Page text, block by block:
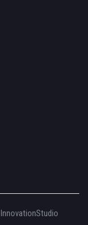
InnovationStudio